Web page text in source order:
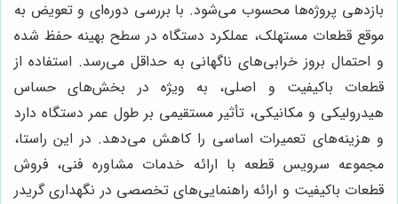
بازدهی پروژه‌ها محسوب می‌شود. با بررسی دوره‌ای و تعویض به
موقع قطعات مستهلک، عملکرد دستگاه در سطح بهینه حفظ شده
و احتمال بروز خرابی‌های ناگهانی به حداقل می‌رسد. استفاده از
قطعات باکیفیت و اصلی، به ویژه در بخش‌های حساس
هیدرولیکی و مکانیکی، تأثیر مستقیمی بر طول عمر دستگاه دارد
و هزینه‌های تعمیرات اساسی را کاهش می‌دهد. در این راستا،
مجموعه سرویس قطعه با ارائه خدمات مشاوره فنی، فروش
قطعات باکیفیت و ارائه راهنمایی‌های تخصصی در نگهداری گريدر